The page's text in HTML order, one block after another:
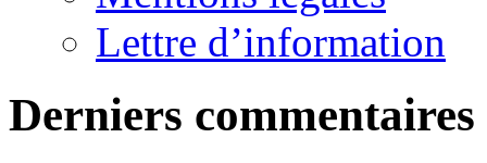
Lettre d’information
Derniers commentaires